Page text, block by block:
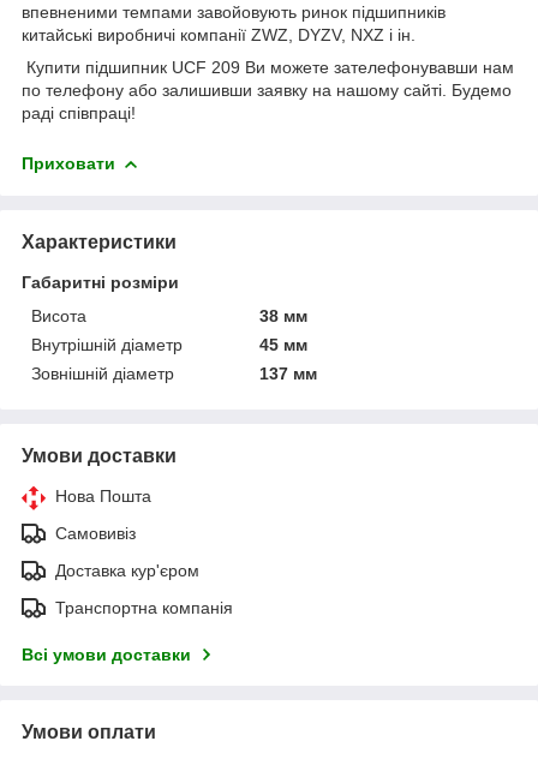
впевненими темпами завойовують ринок підшипників
китайські виробничі компанії ZWZ, DYZV, NXZ і ін.
Купити підшипник UCF 209 Ви можете зателефонувавши нам
по телефону або залишивши заявку на нашому сайті. Будемо
раді співпраці!
Приховати
Характеристики
Габаритні розміри
Висота
38 мм
Внутрішній діаметр
45 мм
Зовнішній діаметр
137 мм
Умови доставки
Нова Пошта
Самовивіз
Доставка кур'єром
Транспортна компанія
Всі умови доставки
Умови оплати